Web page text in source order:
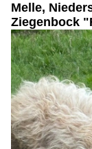
Melle,
Ziegenbock